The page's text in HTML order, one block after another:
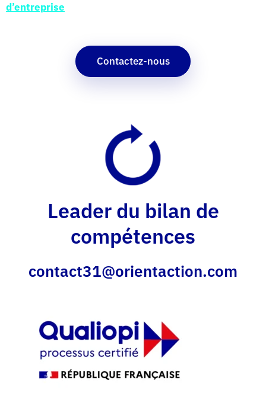
d’entreprise
Contactez-nous
Leader du bilan de
compétences
contact31@orientaction.com